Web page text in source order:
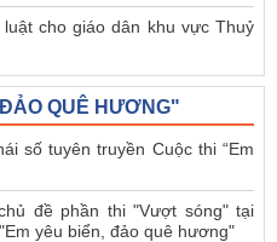
cho giáo dân khu vực Thuỷ
QUÊ HƯƠNG"
số tuyên truyền Cuộc thi “Em
đề phần thi "Vượt sóng" tại
yêu biển, đảo quê hương"